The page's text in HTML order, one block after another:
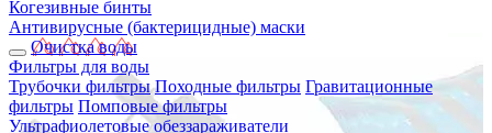
Когезивные бинты
Антивирусные (бактерицидные) маски
Очистка воды
Фильтры для воды
Трубочки фильтры Походные фильтры Гравитационные
фильтры Помповые фильтры
Ультрафиолетовые обеззараживатели